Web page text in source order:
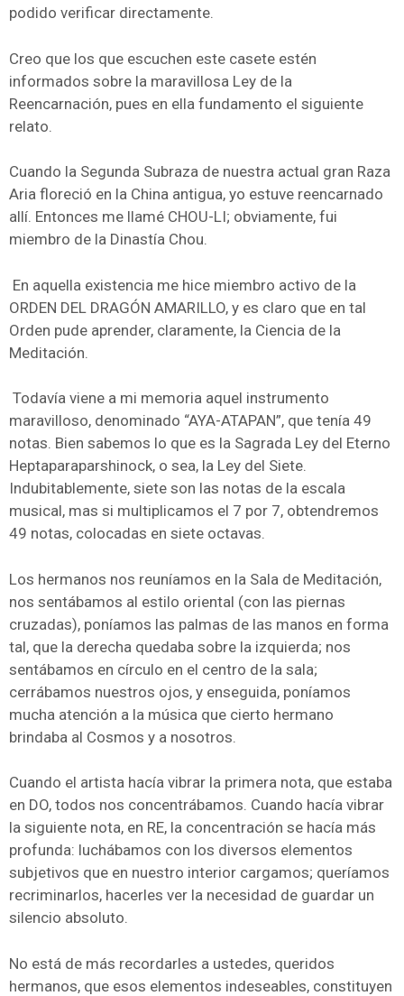
podido verificar directamente.
Creo que los que escuchen este casete estén
informados sobre la maravillosa Ley de la
Reencarnación, pues en ella fundamento el siguiente
relato.
Cuando la Segunda Subraza de nuestra actual gran Raza
Aria floreció en la China antigua, yo estuve reencarnado
allí. Entonces me llamé CHOU-LI; obviamente, fui
miembro de la Dinastía Chou.
En aquella existencia me hice miembro activo de la
ORDEN DEL DRAGÓN AMARILLO, y es claro que en tal
Orden pude aprender, claramente, la Ciencia de la
Meditación.
Todavía viene a mi memoria aquel instrumento
maravilloso, denominado “AYA-ATAPAN”, que tenía 49
notas. Bien sabemos lo que es la Sagrada Ley del Eterno
Heptaparaparshinock, o sea, la Ley del Siete.
Indubitablemente, siete son las notas de la escala
musical, mas si multiplicamos el 7 por 7, obtendremos
49 notas, colocadas en siete octavas.
Los hermanos nos reuníamos en la Sala de Meditación,
nos sentábamos al estilo oriental (con las piernas
cruzadas), poníamos las palmas de las manos en forma
tal, que la derecha quedaba sobre la izquierda; nos
sentábamos en círculo en el centro de la sala;
cerrábamos nuestros ojos, y enseguida, poníamos
mucha atención a la música que cierto hermano
brindaba al Cosmos y a nosotros.
Cuando el artista hacía vibrar la primera nota, que estaba
en DO, todos nos concentrábamos. Cuando hacía vibrar
la siguiente nota, en RE, la concentración se hacía más
profunda: luchábamos con los diversos elementos
subjetivos que en nuestro interior cargamos; queríamos
recriminarlos, hacerles ver la necesidad de guardar un
silencio absoluto.
No está de más recordarles a ustedes, queridos
hermanos, que esos elementos indeseables, constituyen